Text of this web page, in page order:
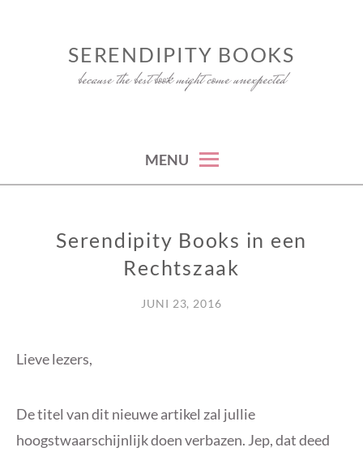
SERENDIPITY BOOKS
because the best book might come unexpected
MENU
BLOGGENSerendipity Books in een
Rechtszaak
JUNI 23, 2016
Lieve lezers,
De titel van dit nieuwe artikel zal jullie
hoogstwaarschijnlijk doen verbazen. Jep, dat deed